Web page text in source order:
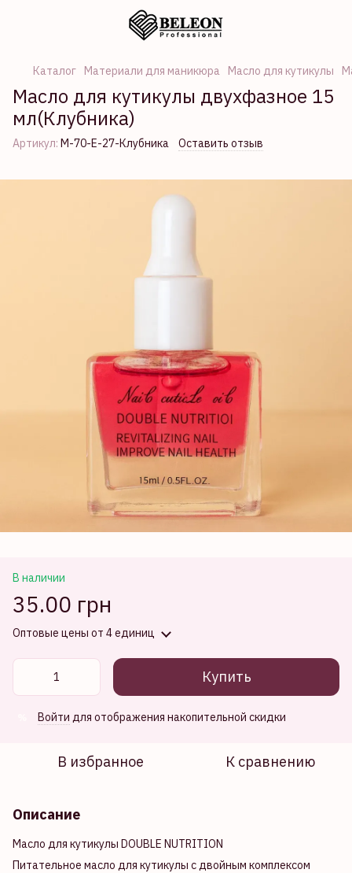
Каталог Материали для маникюра Масло для кутикулы
Масло для кутикулы двухфазное 15
мл(Клубника)
Артикул: М-70-Е-27-Клубника Оставить отзыв
В наличии
35.00 грн
Оптовые цены от 4 единиц
Купить
Войти для отображения накопительной скидки
В избранное К сравнению
Описание
Масло для кутикулы DOUBLE NUTRITION
Питательное масло для кутикулы с двойным комплексом